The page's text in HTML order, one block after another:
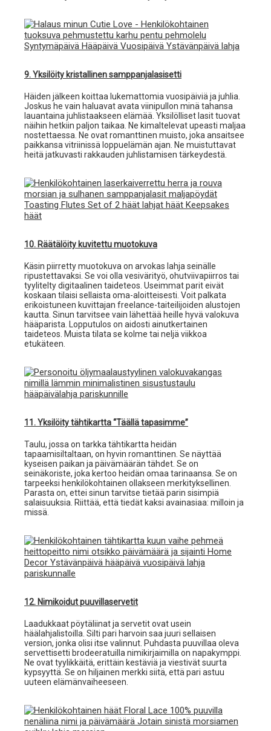
9. Yksilöity kristallinen samppanjalasisetti
Häiden jälkeen koittaa lukemattomia vuosipäiviä ja juhlia.
Joskus he vain haluavat avata viinipullon minä tahansa
lauantaina juhlistaakseen elämää. Yksilölliset lasit tuovat
näihin hetkiin paljon taikaa. Ne kimaltelevat upeasti maljaa
nostettaessa. Ne ovat romanttinen muisto, joka ansaitsee
paikkansa vitriinissä loppuelämän ajan. Ne muistuttavat
heitä jatkuvasti rakkauden juhlistamisen tärkeydestä.
10. Räätälöity kuvitettu muotokuva
Käsin piirretty muotokuva on arvokas lahja seinälle
ripustettavaksi. Se voi olla vesivärityö, ohutviivapiirros tai
tyylitelty digitaalinen taideteos. Useimmat parit eivät
koskaan tilaisi sellaista oma-aloitteisesti. Voit palkata
erikoistuneen kuvittajan freelance-taiteilijoiden alustojen
kautta. Sinun tarvitsee vain lähettää heille hyvä valokuva
hääparista. Lopputulos on aidosti ainutkertainen
taideteos. Muista tilata se kolme tai neljä viikkoa
etukäteen.
11. Yksilöity tähtikartta “Täällä tapasimme”
Taulu, jossa on tarkka tähtikartta heidän
tapaamisiltaltaan, on hyvin romanttinen. Se näyttää
kyseisen paikan ja päivämäärän tähdet. Se on
seinäkoriste, joka kertoo heidän omaa tarinaansa. Se on
tarpeeksi henkilökohtainen ollakseen merkityksellinen.
Parasta on, ettei sinun tarvitse tietää parin sisimpiä
salaisuuksia. Riittää, että tiedät kaksi avainasiaa: milloin ja
missä.
12. Nimikoidut puuvillaservetit
Laadukkaat pöytäliinat ja servetit ovat usein
häälahjalistoilla. Silti pari harvoin saa juuri sellaisen
version, jonka olisi itse valinnut. Puhdasta puuvillaa oleva
servettisetti brodeeratuilla nimikirjaimilla on napakymppi.
Ne ovat tyylikkäitä, erittäin kestäviä ja viestivät suurta
kypsyyttä. Se on hiljainen merkki siitä, että pari astuu
uuteen elämänvaiheeseen.